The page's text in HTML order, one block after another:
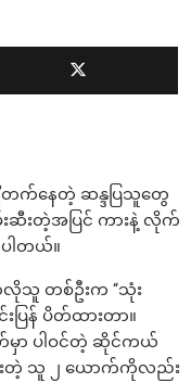
တက်နေတဲ့ ဆန္ဒပြသူတွေ
ဆီးတဲ့အပြင် ကားနဲ့ လိုက်
ါတယ်။
လိုသူ တစ်ဦးက “သုံး
ပြန် ပိတ်ထားတာ။
မှာ ပါဝင်တဲ့ ဆိုင်ကယ်
တဲ့ သူ ၂ ယောက်ကိုလည်း